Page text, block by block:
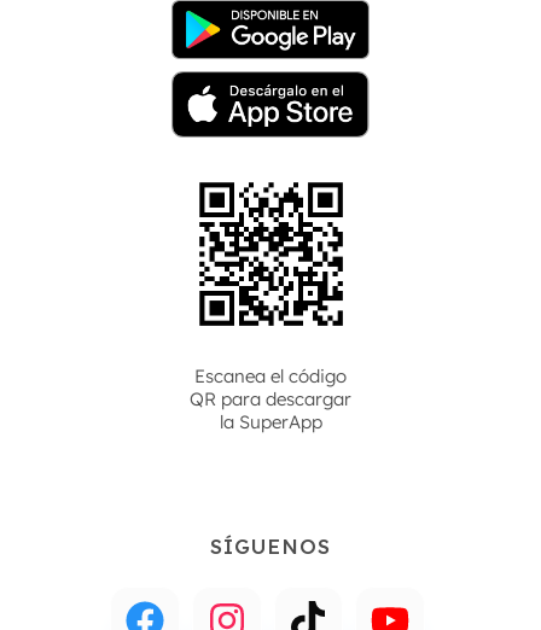
Escanea el código
QR para descargar
la SuperApp
SÍGUENOS